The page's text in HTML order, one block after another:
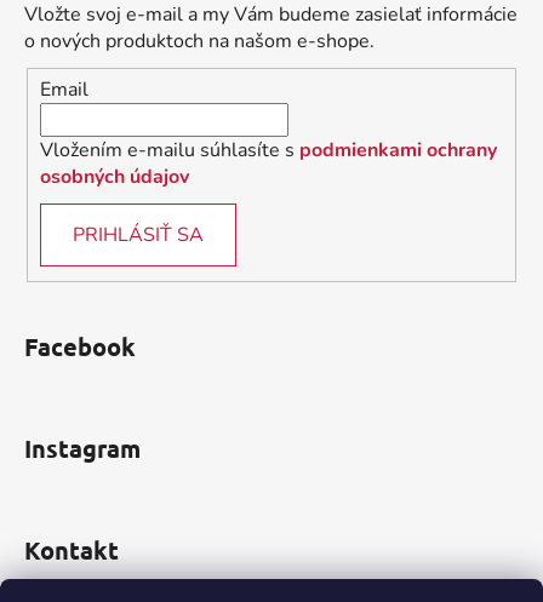
Vložte svoj e-mail a my Vám budeme zasielať informácie
o nových produktoch na našom e-shope.
Email
Vložením e-mailu súhlasíte s podmienkami ochrany
osobných údajov
PRIHLÁSIŤ SA
Facebook
Instagram
Kontakt